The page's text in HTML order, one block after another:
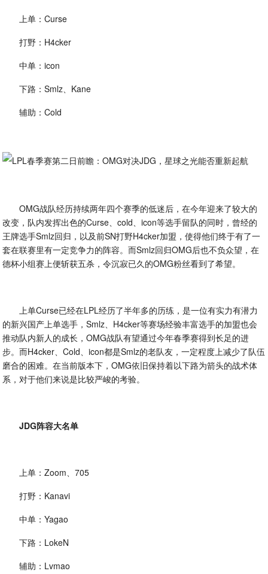
上单：Curse
打野：H4cker
中单：icon
下路：Smlz、Kane
辅助：Cold
OMG战队经历持续两年四个赛季的低迷后，在今年迎来了较大的
改变，队内发挥出色的Curse、cold、icon等选手留队的同时，曾经的
王牌选手Smlz回归，以及前SN打野H4cker加盟，使得他们终于有了一
套在联赛里有一定竞争力的阵容。而Smlz回归OMG后也不负众望，在
德杯小组赛上便斩获五杀，令沉寂已久的OMG粉丝看到了希望。
上单Curse已经在LPL经历了半年多的历练，是一位有实力有潜力
的新兴国产上单选手，Smlz、H4cker等赛场经验丰富选手的加盟也会
推动队内新人的成长，OMG战队有望通过今年春季赛得到长足的进
步。而H4cker、Cold、icon都是Smlz的老队友，一定程度上减少了队伍
磨合的困难。在当前版本下，OMG依旧保持着以下路为箭头的战术体
系，对于他们来说是比较严峻的考验。
JDG阵容大名单
上单：Zoom、705
打野：Kanavi
中单：Yagao
下路：LokeN
辅助：Lvmao